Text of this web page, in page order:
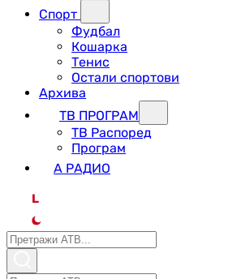
Спорт
Фудбал
Кошарка
Тенис
Остали спортови
Архива
ТВ ПРОГРАМ
ТВ Распоред
Програм
А РАДИО
L